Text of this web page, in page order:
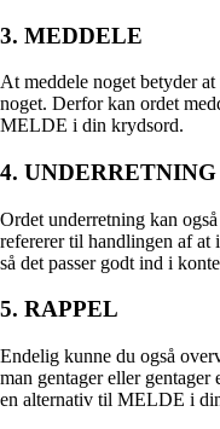
3. MEDDELE
At meddele noget betyder
noget. Derfor kan ordet
MELDE i din krydsord.
4. UNDERRETNING
Ordet underretning kan
refererer til handlingen af
så det passer godt ind i
5. RAPPEL
Endelig kunne du også
man gentager eller
en alternativ til MELDE i